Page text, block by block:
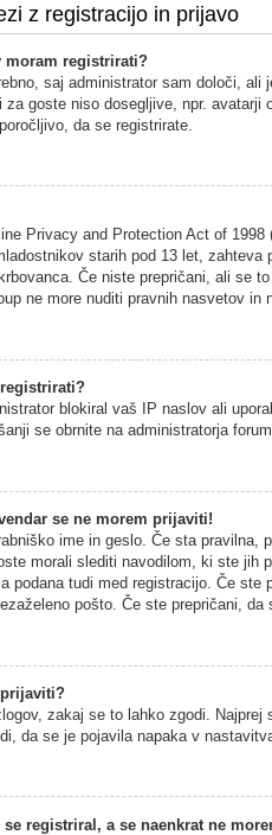
z registracijo in prijavo
moram registrirati?
saj administrator sam določi,
za goste niso dosegljive, npr.
da se registrirate.
Privacy and Protection Act of
starih pod 13 let,
Če niste prepričani, ali se
ne more nuditi pravnih nasvetov
blokiral vaš IP naslov ali
se obrnite na administratorja
se ne morem prijaviti!
ime in geslo. Če sta
morali slediti navodilom, ki ste jih
podana tudi med registracijo. Če
pošto. Če ste prepričani,
zakaj se to lahko zgodi.
da se je pojavila napaka v
se registriral, a se naenkrat ne